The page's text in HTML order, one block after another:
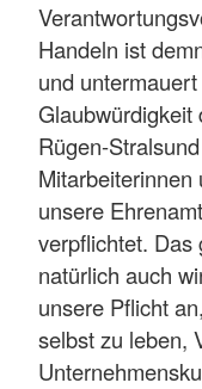
Handeln ist
und
Glaubwürdigkeit
Rügen-
Mitarbeiterinnen
unsere
verpflichtet. Das
natürlich auch
unsere Pflicht
selbst zu leben,